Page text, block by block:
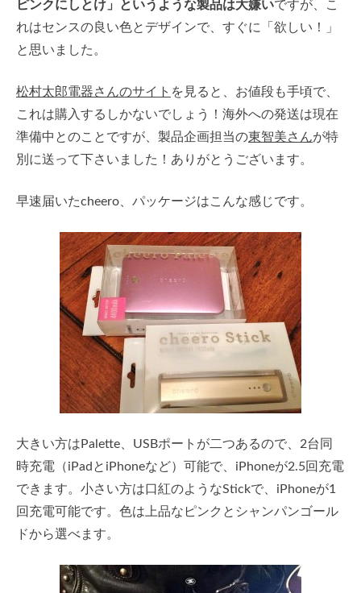
ピンクにしとけ」というような製品は大嫌いですが、こ
れはセンスの良い色とデザインで、すぐに「欲しい！」
と思いました。
松村太郎電器さんのサイト を見ると、お値段も手頃で、
これは購入するしかないでしょう！海外への発送は現在
準備中とのことですが、製品企画担当の東智美さんが特
別に送って下さいました！ありがとうございます。
早速届いたcheero、パッケージはこんな感じです。
大きい方はPalette、USBポートが二つあるので、2台同
時充電（iPadとiPhoneなど）可能で、iPhoneが2.5回充電
できます。小さい方は口紅のようなStickで、iPhoneが1
回充電可能です。色は上品なピンクとシャンパンゴール
ドから選べます。